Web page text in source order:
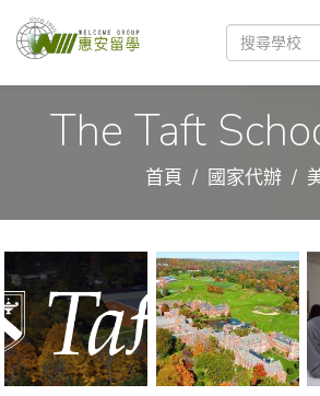
The Taft
首頁 國家代辦